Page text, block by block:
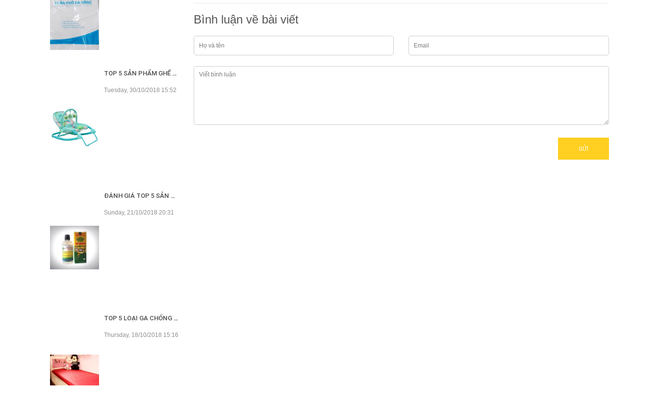
TOP 5 SẢN PHẨM GHẾ RUNG TỐT NHẤT HIỆN NAY
Tuesday, 30/10/2018 15:52
ĐÁNH GIÁ TOP 5 SẢN PHẨM DẦU TRÀM TỐT NHẤT HIỆN NAY
Sunday, 21/10/2018 20:31
TOP 5 LOẠI GA CHỐNG THẤM TỐT NHẤT HIỆN NAY
Thursday, 18/10/2018 15:16
Bình luận về bài viết
GỬI